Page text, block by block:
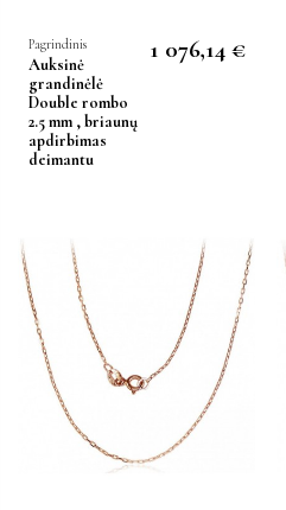
Pagrindinis
Auksinė
grandinėlė
Double rombo
2.5 mm , briaunų
apdirbimas
deimantu
1 076,14 €